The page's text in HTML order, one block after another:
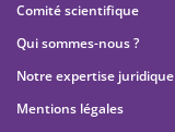
Comité scientifique
Qui sommes-nous ?
Notre expertise juridique
Mentions légales